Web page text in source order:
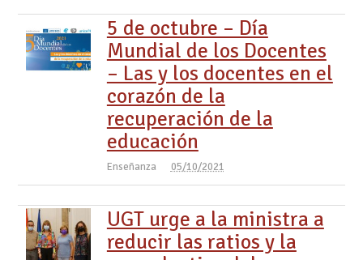
5 de octubre – Día
Mundial de los Docentes
– Las y los docentes en el
corazón de la
recuperación de la
educación
Enseñanza 05/10/2021
UGT urge a la ministra a
reducir las ratios y la